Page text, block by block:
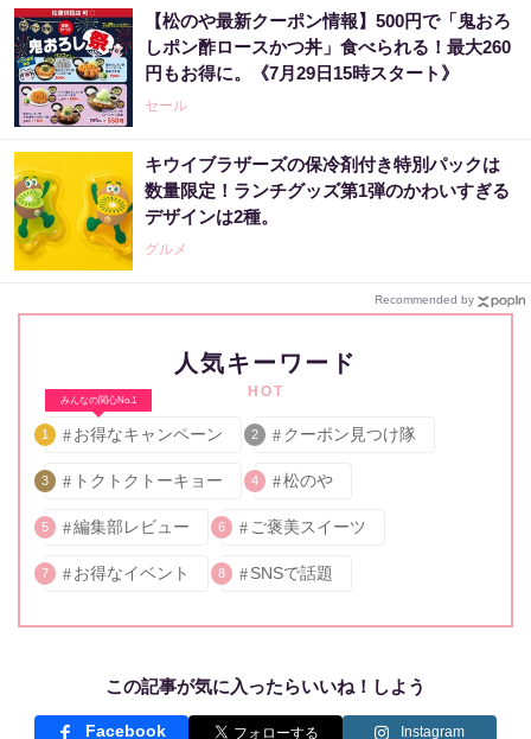
【松のや最新クーポン情報】500円で「鬼おろ
しポン酢ロースかつ丼」食べられる！最大260
円もお得に。《7月29日15時スタート》
セール
キウイブラザーズの保冷剤付き特別パックは
数量限定！ランチグッズ第1弾のかわいすぎる
デザインは2種。
グルメ
Recommended by
人気キーワード
HOT
みんなの関心No.1
1 お得なキャンペーン 2 クーポン見つけ隊
3 トクトクトーキョー 4 松のや
5 編集部レビュー 6 ご褒美スイーツ
7 お得なイベント 8 SNSで話題
この記事が気に入ったらいいね！しよう
Facebook Instagram